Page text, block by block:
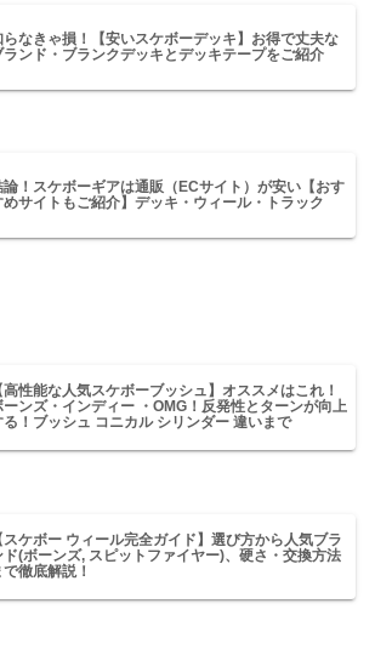
らなきゃ損！【安いスケボーデッキ】お得で丈夫な
ランド・ブランクデッキとデッキテープをご紹介
論！スケボーギアは通販（ECサイト）が安い【おす
めサイトもご紹介】デッキ・ウィール・トラック
高性能な人気スケボーブッシュ】オススメはこれ！
ーンズ・インディー ・OMG！反発性とターンが向上
る！ブッシュ コニカル シリンダー 違いまで
スケボー ウィール完全ガイド】選び方から人気ブラ
ド(ボーンズ, スピットファイヤー)、硬さ・交換方法
で徹底解説！